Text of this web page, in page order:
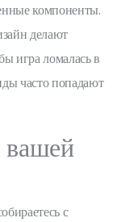
компоненты.
делают
игра ломалась в
часто попадают
вашей
с